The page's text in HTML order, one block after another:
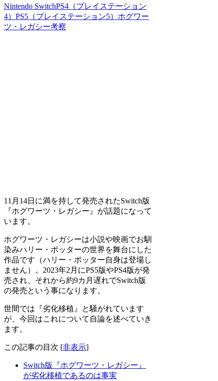
Nintendo SwitchPS4（プレイステーション
4） PS5（プレイステーション5） ホグワー
ツ・レガシー考察
11月14日に満を持して発売されたSwitch版
『ホグワーツ・レガシー』が話題になって
います。
ホグワーツ・レガシーは小説や映画でお馴
染みハリー・ポッターの世界を舞台にした
作品です（ハリー・ポッター自身は登場し
ません）。2023年2月にPS5版やPS4版が発
売され、それから約9カ月遅れでSwitch版
の発売という事になります。
世間では『劣化移植』と騒がれています
が、今回はこれについて自論を述べていき
ます。
この記事の目次 [非表示]
Switch版『ホグワーツ・レガシー』
が劣化移植であるのは事実